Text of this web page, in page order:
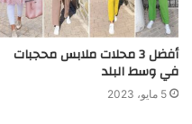
أفضل 3 محلات ملابس محجبات
في وسط البلد
5 مايو، 2023